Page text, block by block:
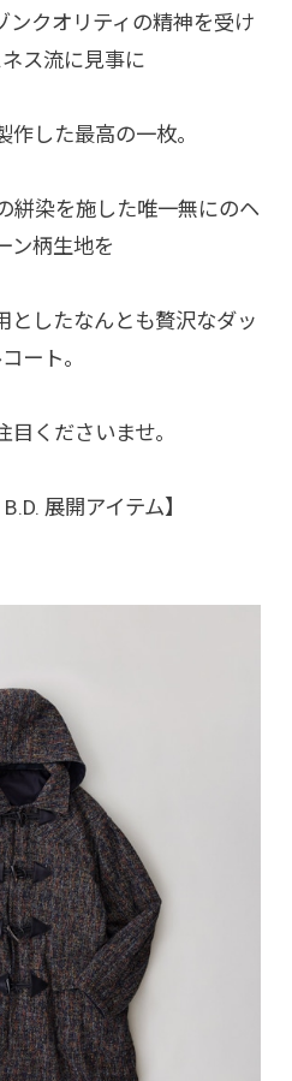
クオリティの精神を受け
ス流に見事に
作した最高の一枚。
絣染を施した唯一無にのヘ
ン柄生地を
としたなんとも贅沢なダッ
ート。
目くださいませ。
展開アイテム】